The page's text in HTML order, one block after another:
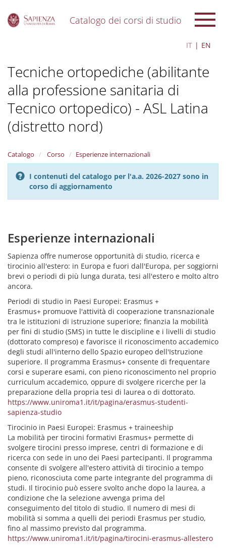
Catalogo dei corsi di studio
IT EN
Tecniche ortopediche (abilitante
alla professione sanitaria di
Tecnico ortopedico) - ASL Latina
(distretto nord)
Catalogo Corso Esperienze internazionali
I contenuti del catalogo per l'a.a. 2026-2027 sono in
corso di aggiornamento
Esperienze internazionali
Sapienza offre numerose opportunità di studio, ricerca e
tirocinio all'estero: in Europa e fuori dall'Europa, per soggiorni
brevi o periodi di più lunga durata, tesi all'estero e molto altro
ancora.
Periodi di studio in Paesi Europei: Erasmus +
Erasmus+ promuove l'attività di cooperazione transnazionale
tra le istituzioni di istruzione superiore; finanzia la mobilità
per fini di studio (SMS) in tutte le discipline e i livelli di studio
(dottorato compreso) e favorisce il riconoscimento accademico
degli studi all'interno dello Spazio europeo dell'Istruzione
superiore. Il programma Erasmus+ consente di frequentare
corsi e superare esami, con pieno riconoscimento nel proprio
curriculum accademico, oppure di svolgere ricerche per la
preparazione della propria tesi di laurea o di dottorato.
https://www.uniroma1.it/it/pagina/erasmus-studenti-
sapienza-studio
Tirocinio in Paesi Europei: Erasmus + traineeship
La mobilità per tirocini formativi Erasmus+ permette di
svolgere tirocini presso imprese, centri di formazione e di
ricerca con sede in uno dei Paesi partecipanti. Il programma
consente di svolgere all'estero attività di tirocinio a tempo
pieno, riconosciuta come parte integrante del programma di
studi. Il tirocinio può essere svolto anche dopo la laurea, a
condizione che la selezione avvenga prima del
conseguimento del titolo di studio. Il numero di mesi di
mobilità si somma a quelli dei periodi Erasmus per studio,
fino al massimo previsto dal programma.
https://www.uniroma1.it/it/pagina/tirocini-erasmus-allestero